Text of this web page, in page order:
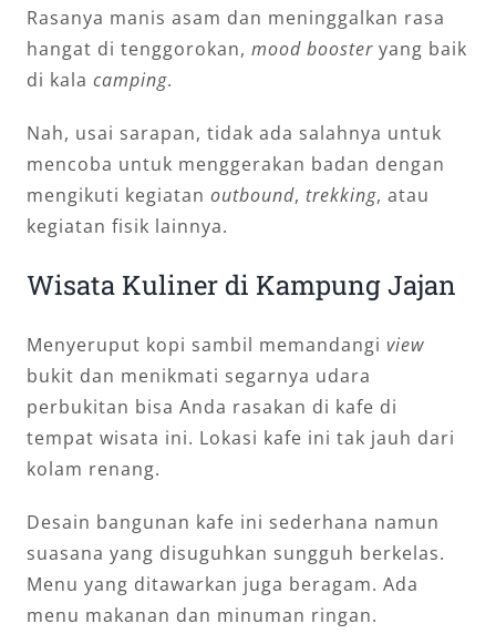
Rasanya manis asam dan meninggalkan rasa
hangat di tenggorokan, mood booster yang baik
di kala camping.
Nah, usai sarapan, tidak ada salahnya untuk
mencoba untuk menggerakan badan dengan
mengikuti kegiatan outbound, trekking, atau
kegiatan fisik lainnya.
Wisata Kuliner di Kampung Jajan
Menyeruput kopi sambil memandangi view
bukit dan menikmati segarnya udara
perbukitan bisa Anda rasakan di kafe di
tempat wisata ini. Lokasi kafe ini tak jauh dari
kolam renang.
Desain bangunan kafe ini sederhana namun
suasana yang disuguhkan sungguh berkelas.
Menu yang ditawarkan juga beragam. Ada
menu makanan dan minuman ringan.